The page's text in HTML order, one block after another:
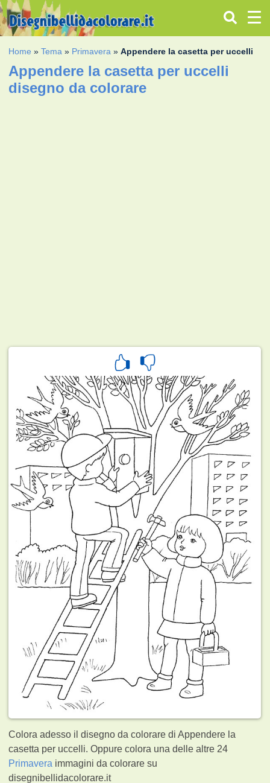
Home »Tema » Primavera »Appendere la casetta per uccelli
Appendere la casetta per uccelli
disegno da colorare
Colora adesso il disegno da colorare di Appendere la
casetta per uccelli. Oppure colora una delle altre 24
Primavera immagini da colorare su
disegnibellidacolorare.it